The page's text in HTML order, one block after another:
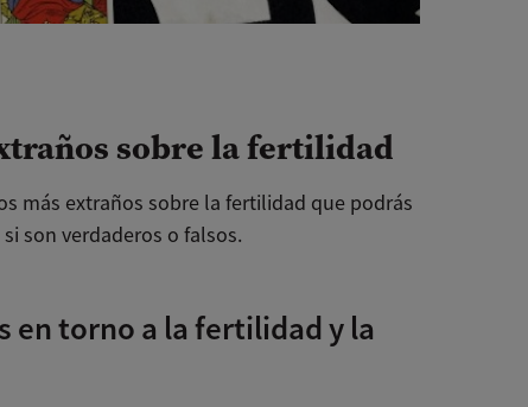
sobre la fertilidad
más extraños sobre la fertilidad que podrás
son verdaderos o falsos.
en torno a la fertilidad y la